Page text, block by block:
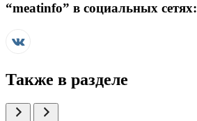
“meatinfo” в социальных сетях:
Также в разделе